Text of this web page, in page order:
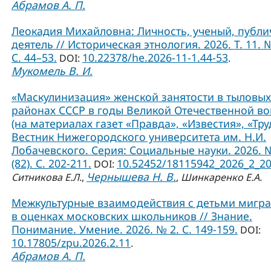
Абрамов А. П.
Леокадия Михайловна: Личность, ученый,
деятель // Историческая этнология. 2026. Т. 11.
С. 44–53. DOI: 10.22378/he.2026-11-1.44-53.
Мукомель В. И.
«Маскулинизация» женской занятости в тыловых
районах СССР в годы Великой Отечественной
(на материалах газет «Правда», «Известия»,
Вестник Нижегородского университета им. Н.И.
Лобачевского. Серия: Социальные науки. 2026.
(82). С. 202-211. DOI: 10.52452/
Ситникова Е.Л., Чернышева Н. В., Шинкаренко Е.А.
Межкультурные взаимодействия с детьми
в оценках московских школьников // Знание.
Понимание. Умение. 2026. № 2. С. 149-159. DOI:
10.17805/zpu.2026.2.11.
Абрамов А. П.